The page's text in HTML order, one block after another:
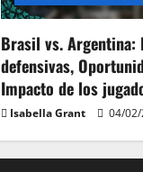
Brasil vs. Argentina:
defensivas,
Impacto de los
Isabella Grant 04/